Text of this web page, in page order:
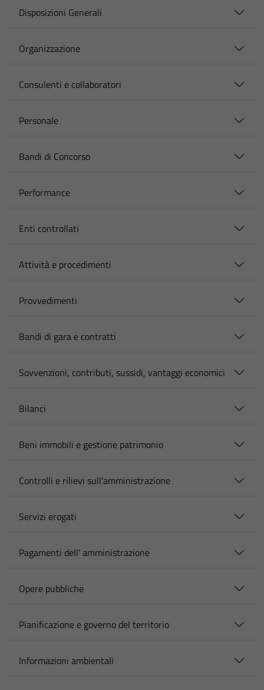
Disposizioni Generali
Organizzazione
Consulenti e collaboratori
Personale
Bandi di Concorso
Performance
Enti controllati
Attività e procedimenti
Provvedimenti
Bandi di gara e contratti
Sovvenzioni, contributi, sussidi, vantaggi economici
Bilanci
Beni immobili e gestione patrimonio
Controlli e rilievi sull'amministrazione
Servizi erogati
Pagamenti dell' amministrazione
Opere pubbliche
Pianificazione e governo del territorio
Informazioni ambientali